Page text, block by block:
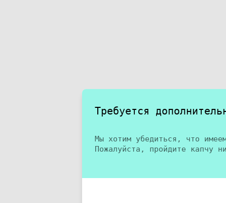
Требуется
Мы хотим убедиться, что
Пожалуйста, пройдите капчу